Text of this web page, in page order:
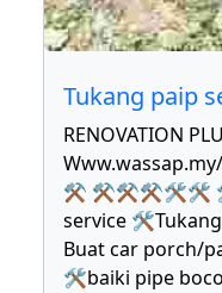
Tukang paip
RENOVATION
⚒ ⚒⚒⚒🛠🛠
service
Buat car porch/
🛠baiki pipe